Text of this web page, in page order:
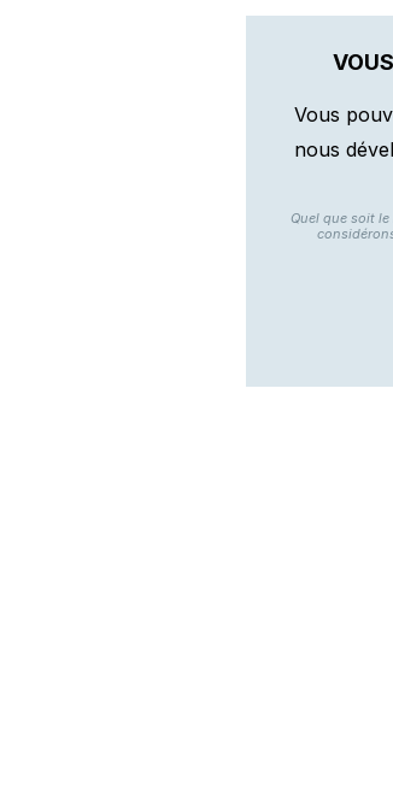
Vous
nous
Quel que soit